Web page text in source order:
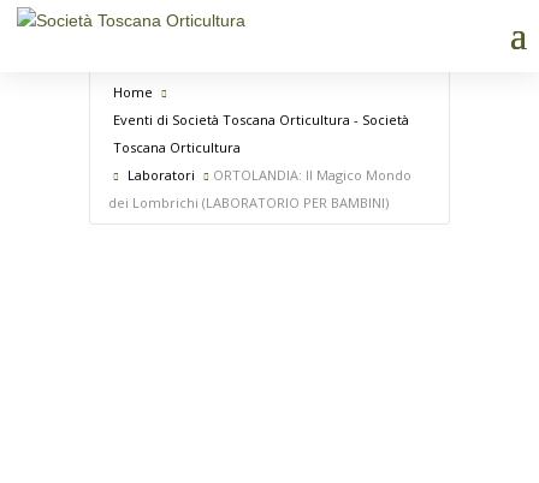
Home
Eventi di Società Toscana Orticultura - Società
Toscana Orticultura
Laboratori
ORTOLANDIA: Il Magico Mondo
dei Lombrichi (LABORATORIO PER BAMBINI)